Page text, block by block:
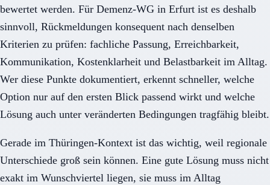
bewertet werden. Für Demenz-WG in Erfurt ist es deshalb
sinnvoll, Rückmeldungen konsequent nach denselben
Kriterien zu prüfen: fachliche Passung, Erreichbarkeit,
Kommunikation, Kostenklarheit und Belastbarkeit im Alltag.
Wer diese Punkte dokumentiert, erkennt schneller, welche
Option nur auf den ersten Blick passend wirkt und welche
Lösung auch unter veränderten Bedingungen tragfähig bleibt.
Gerade im Thüringen-Kontext ist das wichtig, weil regionale
Unterschiede groß sein können. Eine gute Lösung muss nicht
exakt im Wunschviertel liegen, sie muss im Alltag